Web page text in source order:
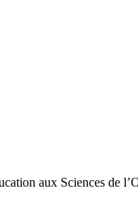
aux Sciences de